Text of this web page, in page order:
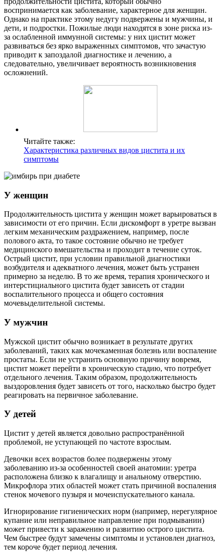
воспринимается как заболевание, характерное для женщин.
Однако на практике этому недугу подвержены и мужчины, и
дети, и подростки. Пожилые люди находятся в зоне риска из-
за ослабленной иммунной системы: у них цистит может
развиваться без ярко выраженных симптомов, что зачастую
приводит к запоздалой диагностике и лечению, а
следовательно, увеличивает вероятность возникновения
осложнений.
Читайте также:
Характеристика различных видов цистита и их
симптомы
У женщин
Продолжительность цистита у женщин может варьироваться в
зависимости от его причин. Если дискомфорт в уретре вызван
легким механическим раздражением, например, после
полового акта, то такое состояние обычно не требует
медицинского вмешательства и проходит в течение суток.
Острый цистит, при условии правильной диагностики
возбудителя и адекватного лечения, может быть устранен
примерно за неделю. В то же время, терапия хронического и
интерстициального цистита будет зависеть от стадии
воспалительного процесса и общего состояния
мочевыделительной системы.
У мужчин
Мужской цистит обычно возникает в результате других
заболеваний, таких как мочекаменная болезнь или воспаление
простаты. Если не устранить основную причину вовремя,
цистит может перейти в хроническую стадию, что потребует
отдельного лечения. Таким образом, продолжительность
выздоровления будет зависеть от того, насколько быстро будет
реагировать на первичное заболевание.
У детей
Цистит у детей является довольно распространённой
проблемой, не уступающей по частоте взрослым.
Девочки всех возрастов более подвержены этому
заболеванию из-за особенностей своей анатомии: уретра
расположена близко к влагалищу и анальному отверстию.
Микрофлора этих областей может стать причиной воспаления
стенок мочевого пузыря и мочеиспускательного канала.
Игнорирование гигиенических норм (например, нерегулярное
купание или неправильное направление при подмывании)
может привести к заражению и развитию острого цистита.
Чем быстрее будут замечены симптомы и установлен диагноз,
тем короче будет период лечения.